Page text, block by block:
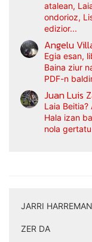
atalean,
ondorioz,
edizior...
Angelu
Egia esan,
Baina ziur
PDF-n
Juan Luis
Laia
Hala izan
nola
JARRI
ZER DA